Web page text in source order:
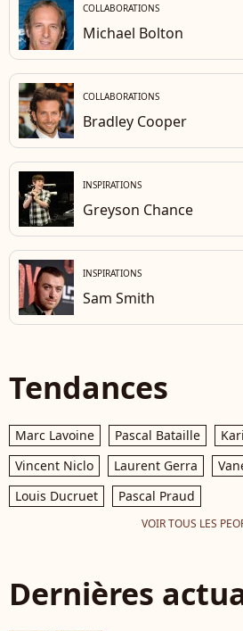
COLLABORATIONS
Michael Bolton
COLLABORATIONS
Bradley Cooper
INSPIRATIONS
Greyson Chance
INSPIRATIONS
Sam Smith
Tendances
Marc Lavoine Pascal Bataille
Vincent Niclo
Laurent Gerra
Louis Ducruet
Pascal Praud
VOIR TOUS LES
Dernières